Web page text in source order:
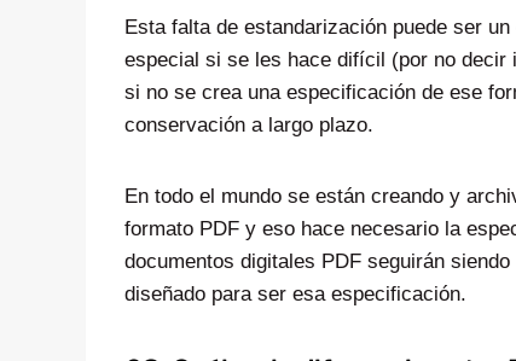
Esta falta de estandarización puede ser
especial si se les hace difícil (por no decir
si no se crea una especificación de ese
conservación a largo plazo.
En todo el mundo se están creando y
formato PDF y eso hace necesario la
documentos digitales PDF seguirán
diseñado para ser esa especificación.